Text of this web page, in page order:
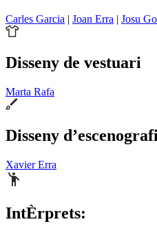
Carles Garcia | Joan Erra | Josu
Disseny de vestuari
Marta Rafa
Disseny
Xavier Erra
IntÈrprets: